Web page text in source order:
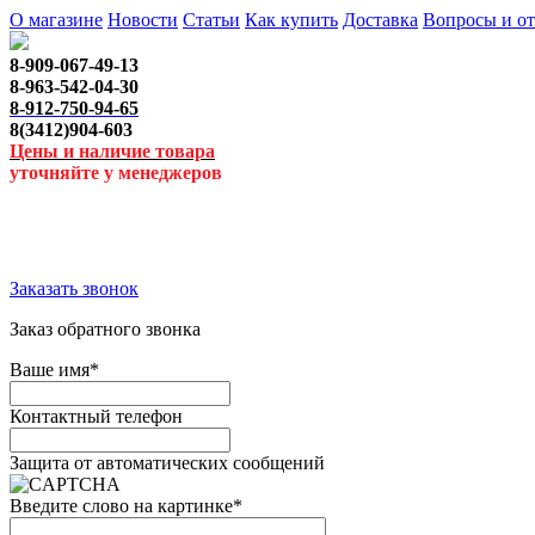
О магазине Новости Статьи Как купить Доставка Вопросы и
8-909-067-49-13
8-963-542-04-30
8-912-750-94-65
8(3412)904-603
Цены и наличие товара
уточняйте у менеджеров
Заказать звонок
Заказ обратного звонка
Ваше имя*
Контактный телефон
Защита от автоматических сообщений
Введите слово на картинке*